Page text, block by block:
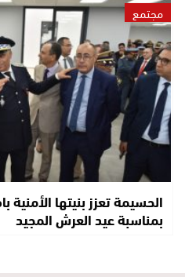
مجتمع
الحسيمة تعزز بنيتها
بمناسبة عيد العرش المجيد